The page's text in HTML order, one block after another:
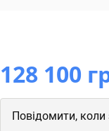
128 100
Повідомити, коли